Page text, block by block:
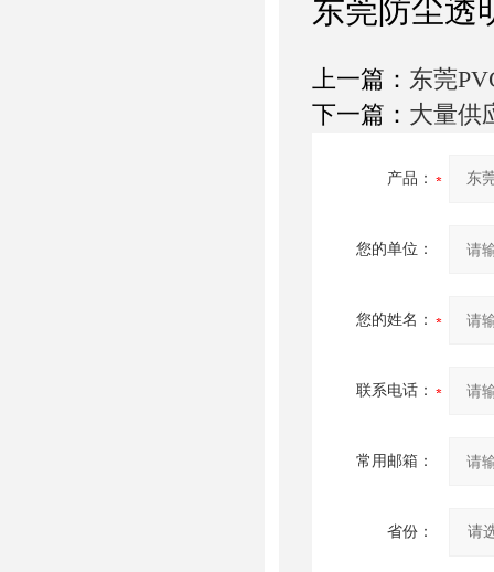
东莞防尘透
上一篇： 东莞
下一篇： 大量供
产品：
您的单位：
您的姓名：
联系电话：
常用邮箱：
省份：